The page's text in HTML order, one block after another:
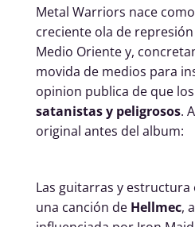
Metal Warriors nace
creciente ola de
Medio Oriente y,
movida de medios para
opinion publica de que
satanistas y peligrosos.
original antes del album:
Las guitarras y
una canción de Hellmec,